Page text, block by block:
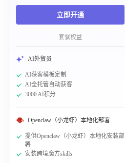
立即开通
套餐权益
AI外贸员
AI获客模板定制
AI全托管自动获客
3000 AI积分
Openclaw（小龙虾）本地化部署
提供Openclaw（小龙虾）本地化安装部
署
安装跨境魔方skills